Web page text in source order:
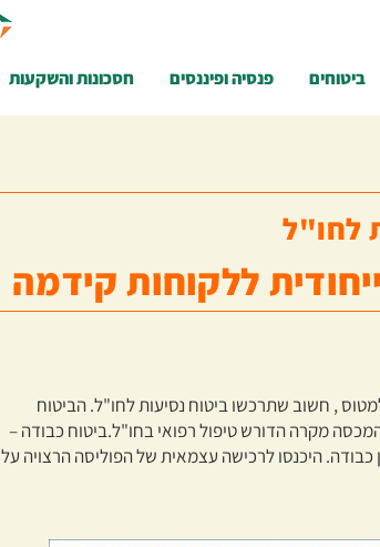
ביטוחים פנסיה ופיננסים חסכונות והשקעות
ללקוחות קידמה
לחו"ל
, חשוב שתרכשו ביטוח נסיעות לחו"ל. הביטוח
מקרה הדורש טיפול רפואי בחו"ל.ביטוח כבודה –
היכנסו לרכישה עצמאית של הפוליסה הרצויה על